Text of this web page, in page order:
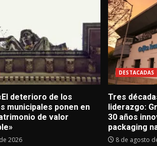
deterioro de los
municipales ponen en
de valor
2026
DESTACADAS
Tres
liderazgo:
30 años
packaging
8 de agosto